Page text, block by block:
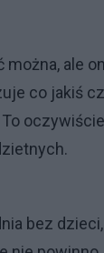
można, ale
co jakiś
oczywiście
bez dzieci,